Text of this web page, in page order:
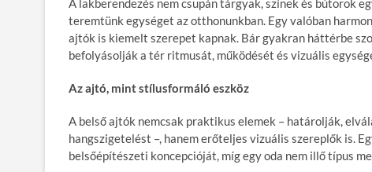
A lakberendezés nem csupán tárgyak, színek és bútorok
teremtünk egységet az otthonunkban. Egy valóban
ajtók is kiemelt szerepet kapnak. Bár gyakran háttérbe
befolyásolják a tér ritmusát, működését és vizuális
Az ajtó, mint stílusformáló eszköz
A belső ajtók nemcsak praktikus elemek – határolják,
hangszigetelést –, hanem erőteljes vizuális szereplők is.
belsőépítészeti koncepcióját, míg egy oda nem illő típus